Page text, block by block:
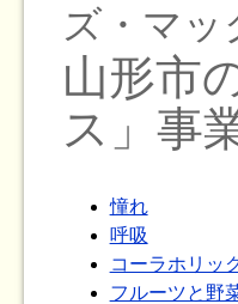
ズ・マ
山形市
ス」事
憧れ
呼吸
コーラホリッ
フルーツと野